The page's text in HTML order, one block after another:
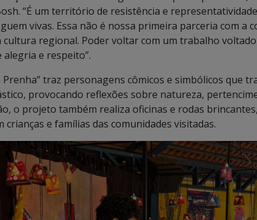
“É um território de resistência e
vivas. Essa não é nossa primeira parceria com a
regional. Poder voltar com um trabalho
e respeito”.
Prenha” traz personagens cômicos e simbólicos que
provocando reflexões sobre natureza,
o projeto também realiza oficinas e rodas
crianças e famílias das comunidades visitadas.